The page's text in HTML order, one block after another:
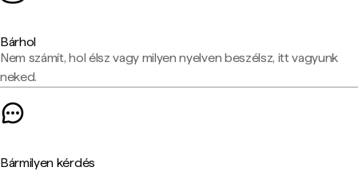
Bárhol
Nem számít, hol élsz vagy milyen nyelven beszélsz, itt vagyunk
neked.
Bármilyen kérdés